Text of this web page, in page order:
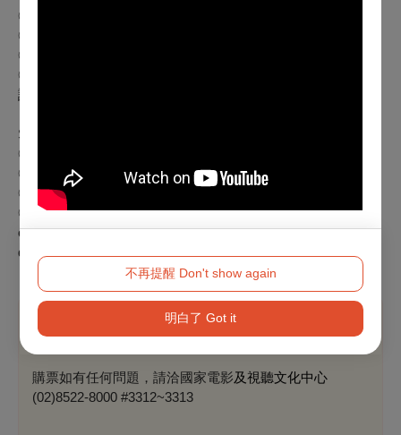
不再提醒 Don't show again
明白了 Got it
◎ 全票｜220元／張
◎ TFAI會員票｜學生票 180元／張
◎ 孩童票｜敬老票 110元／張
◎ 身心障礙票｜本場次設有身心障礙席次可免費索取，詳情
請洽售票櫃臺 02-8522-8000。
Special Focus: Sonic Odyssey: Sound of the Universe
◎ General: NTD 220/Ticket
◎ TFAI Member or Student: NTD 180/Ticket
◎ Child or Senior Citizen: NTD 110/Ticket
◎ Person with Disability: Free tickets available for the TFAI
organized screenings, please call (02)8522-8000 for more
detail.
購票如有任何問題，請洽國家電影及視聽文化中心
(02)8522-8000 #3312~3313